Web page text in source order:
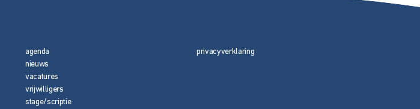
agenda
nieuws
vacatures
vrijwilligers
stage/scriptie
privacyverklaring